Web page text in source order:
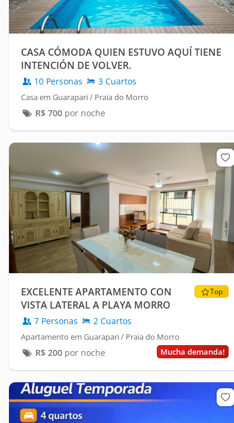
CASA CÓMODA QUIEN ESTUVO AQUÍ TIENE
INTENCIÓN DE VOLVER.
10 Personas 3 Cuartos
Casa em Guarapari / Praia do Morro
R$ 700por noche
Top
EXCELENTE APARTAMENTO CON
VISTA LATERAL A PLAYA MORRO
7 Personas 2 Cuartos
Apartamento em Guarapari / Praia do Morro
Mucha demanda!
R$ 200por noche